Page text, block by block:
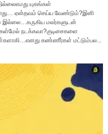
யுகங்கள்
ஏன்தவம் செய்ய வேண்டும்?இனி
இல்லை…கருகிய மலர்களுடன்
நடக்கவா?குடிசைகளை
கண்ணீர்கள் மட்டும்பல...